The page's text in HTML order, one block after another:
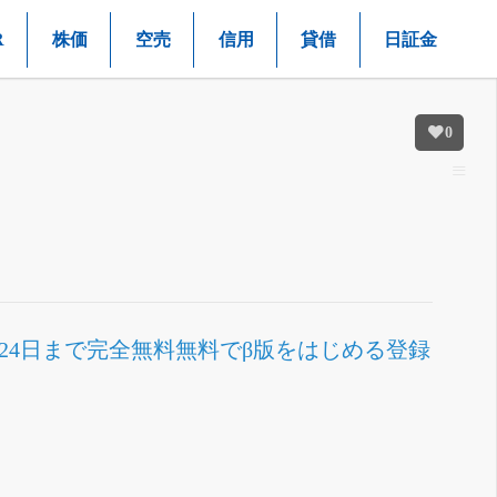
株価 空売 信用 貸借 日証金
0
日まで完全無料無料でβ版をはじめる登録